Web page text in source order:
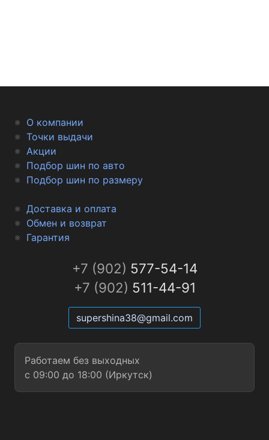
О компании
Точки выдачи
Акции
Подбор шин по авто
Подбор шин по размеру
Доставка и оплата
Обмен и возврат
Гарантия
+7 (902) 577-54-14
+7 (902) 511-44-91
supershina38@gmail.com
Работаем без выходных
с 09:00 до 18:00 (Иркутск)